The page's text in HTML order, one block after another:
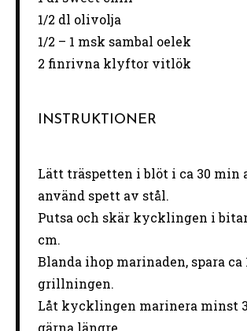
1/2 dl olivolja
1/2 – 1 msk sambal oelek
2 finrivna klyftor vitlök
INSTRUKTIONER
Lätt träspetten i blöt i ca 30 min
använd spett av stål.
Putsa och skär kycklingen i
cm.
Blanda ihop marinaden, spara ca
grillningen.
Låt kycklingen marinera minst